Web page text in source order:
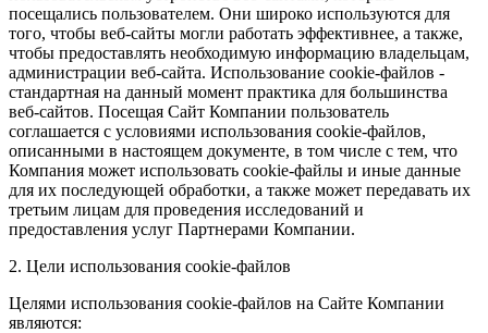
посещались пользователем. Они широко используются для
того, чтобы веб-сайты могли работать эффективнее, а также,
чтобы предоставлять необходимую информацию владельцам,
администрации веб-сайта. Использование cookie-файлов -
стандартная на данный момент практика для большинства
веб-сайтов. Посещая Сайт Компании пользователь
соглашается с условиями использования cookie-файлов,
описанными в настоящем документе, в том числе с тем, что
Компания может использовать cookie-файлы и иные данные
для их последующей обработки, а также может передавать их
третьим лицам для проведения исследований и
предоставления услуг Партнерами Компании.
2. Цели использования cookie-файлов
Целями использования cookie-файлов на Сайте Компании
являются: